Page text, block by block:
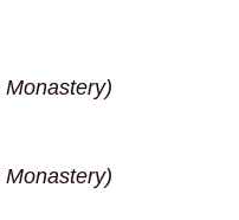
Monastery)
Monastery)